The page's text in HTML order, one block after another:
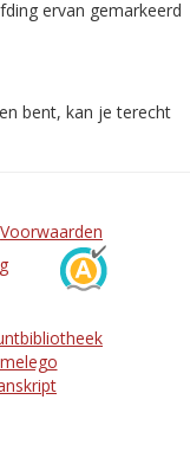
ervan gemarkeerd
bent, kan je terecht
Voorwaarden